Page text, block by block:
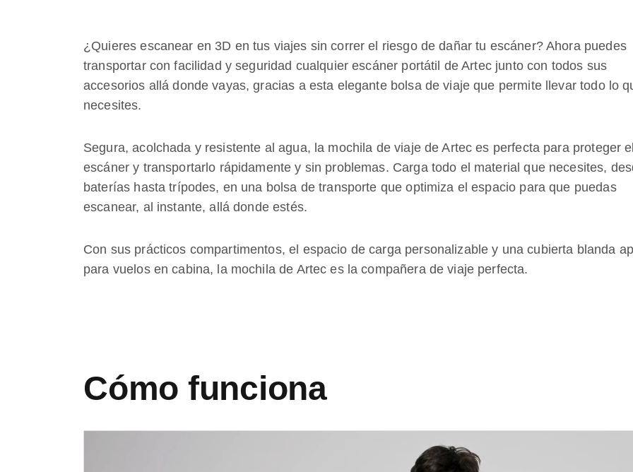
¿Quieres escanear en 3D en tus viajes sin correr el riesgo de dañar tu escáner? Ahora puedes
transportar con facilidad y seguridad cualquier escáner portátil de Artec junto con todos sus
accesorios allá donde vayas, gracias a esta elegante bolsa de viaje que permite llevar todo lo
necesites.
Segura, acolchada y resistente al agua, la mochila de viaje de Artec es perfecta para proteger el
escáner y transportarlo rápidamente y sin problemas. Carga todo el material que necesites,
baterías hasta trípodes, en una bolsa de transporte que optimiza el espacio para que puedas
escanear, al instante, allá donde estés.
Con sus prácticos compartimentos, el espacio de carga personalizable y una cubierta blanda
para vuelos en cabina, la mochila de Artec es la compañera de viaje perfecta.
Cómo funciona